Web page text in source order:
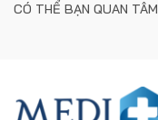
CÓ THỂ BẠN QUAN TÂM